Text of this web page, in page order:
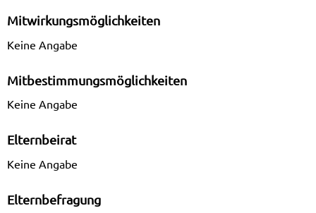
Mitwirkungsmöglichkeiten
Keine Angabe
Mitbestimmungsmöglichkeiten
Keine Angabe
Elternbeirat
Keine Angabe
Elternbefragung